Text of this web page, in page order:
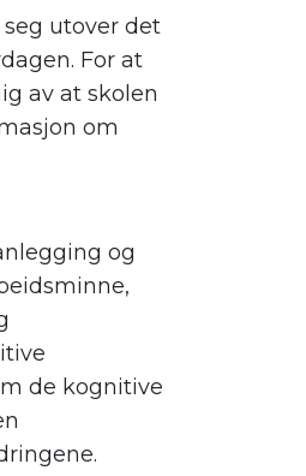
utover det
For at
av at skolen
om
og
de kognitive